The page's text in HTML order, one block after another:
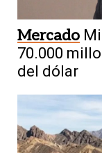
Mercado
70.000
del dólar